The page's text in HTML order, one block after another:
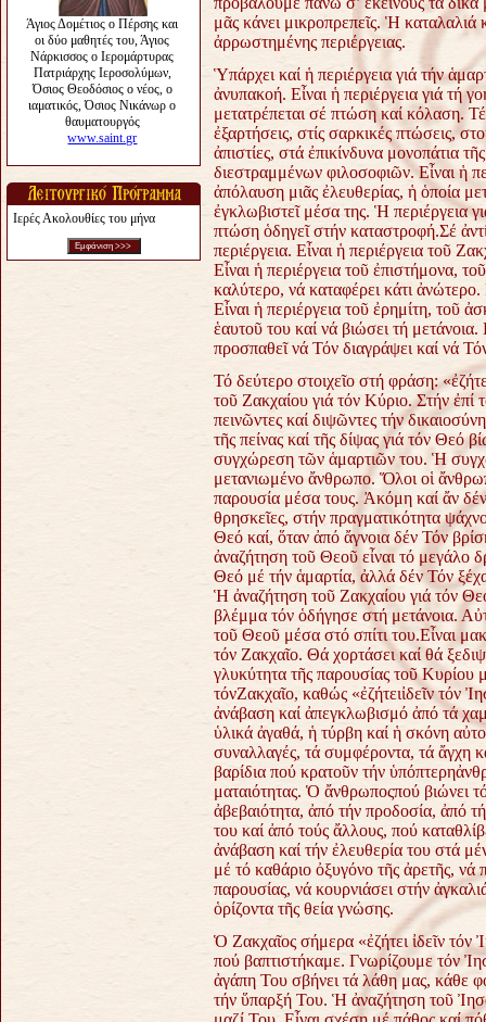
Ιερές Ακολουθίες του μήνα
μᾶς κάνει μικροπρεπεῖς. Ἡ καταλαλιά
ἀρρωστημένης περιέργειας.
Ὑπάρχει καί ἡ περιέργεια γιά τήν
ἀνυπακοή. Εἶναι ἡ περιέργεια γιά τή
μετατρέπεται σέ πτώση καί κόλαση.
ἐξαρτήσεις, στίς σαρκικές πτώσεις,
ἀπιστίες, στά ἐπικίνδυνα μονοπάτια
διεστραμμένων φιλοσοφιῶν. Εἶναι ἡ
ἀπόλαυση μιᾶς ἐλευθερίας, ἡ ὁποία
ἐγκλωβιστεῖ μέσα της. Ἡ περιέργεια
πτώση ὁδηγεῖ στήν καταστροφή.Σέ
περιέργεια. Εἶναι ἡ περιέργεια τοῦ
Εἶναι ἡ περιέργεια τοῦ ἐπιστήμονα,
καλύτερο, νά καταφέρει κάτι ἀνώτερο.
Εἶναι ἡ περιέργεια τοῦ ἐρημίτη, τοῦ
ἑαυτοῦ του καί νά βιώσει τή
προσπαθεῖ νά Τόν διαγράψει καί νά
Τό δεύτερο στοιχεῖο στή φράση:
τοῦ Ζακχαίου γιά τόν Κύριο. Στήν ἐπί
πεινῶντες καί διψῶντες τήν
τῆς πείνας καί τῆς δίψας γιά τόν Θεό
συγχώρεση τῶν ἁμαρτιῶν του. Ἡ
μετανιωμένο ἄνθρωπο. Ὅλοι οἱ
παρουσία μέσα τους. Ἀκόμη καί ἄν δέν
θρησκεῖες, στήν πραγματικότητα
Θεό καί, ὅταν ἀπό ἄγνοια δέν Τόν
ἀναζήτηση τοῦ Θεοῦ εἶναι τό
Θεό μέ τήν ἁμαρτία, ἀλλά δέν Τόν
Ἡ ἀναζήτηση τοῦ Ζακχαίου γιά τόν
βλέμμα τόν ὁδήγησε στή μετάνοια.
τοῦ Θεοῦ μέσα στό σπίτι του.Εἶναι
τόν Ζακχαῖο. Θά χορτάσει καί θά
γλυκύτητα τῆς παρουσίας τοῦ Κυρίου
τόνΖακχαῖο, καθώς «ἐζήτειἰδεῖν τόν
ἀνάβαση καί ἀπεγκλωβισμό ἀπό τά
ὑλικά ἀγαθά, ἡ τύρβη καί ἡ σκόνη
συναλλαγές, τά συμφέροντα, τά ἄγχη
βαρίδια πού κρατοῦν τήν
ματαιότητας. Ὁ ἄνθρωποςπού βιώνει
ἀβεβαιότητα, ἀπό τήν προδοσία, ἀπό
του καί ἀπό τούς ἄλλους, πού
ἀνάβαση καί τήν ἐλευθερία του στά
μέ τό καθάριο ὀξυγόνο τῆς ἀρετῆς, νά
παρουσίας, νά κουρνιάσει στήν
ὁρίζοντα τῆς θεία γνώσης.
Ὁ Ζακχαῖος σήμερα «ἐζήτει ἰδεῖν
πού βαπτιστήκαμε. Γνωρίζουμε τόν
ἀγάπη Του σβήνει τά λάθη μας, κάθε
τήν ὕπαρξή Του. Ἡ ἀναζήτηση τοῦ